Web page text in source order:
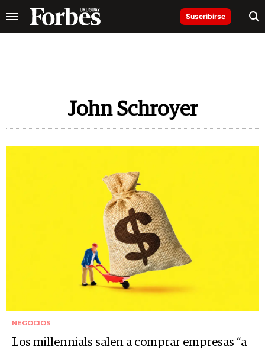
Suscribirse
John Schroyer
NEGOCIOS
Los millennials salen a comprar empresas “a